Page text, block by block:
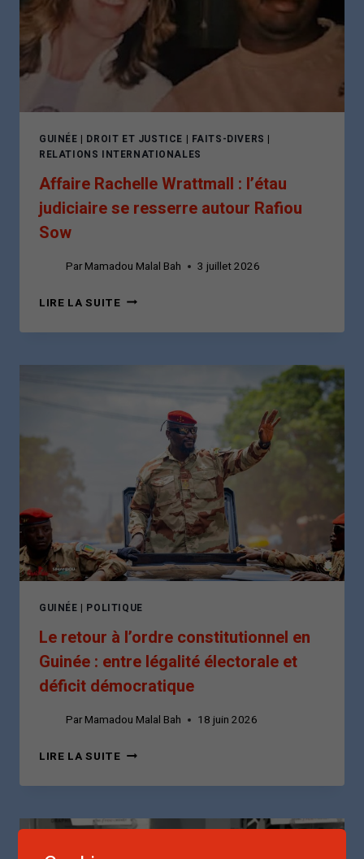
CEDEAO
RAPPELLE
LA
GUINÉE
N’EST
AU-
DU
DROIT
GUINÉE | DROIT ET JUSTICE | FAITS-DIVERS |
RELATIONS INTERNATIONALES
Affaire Rachelle Wrattmall : l’étau
judiciaire se resserre autour Rafiou
Sow
Par Mamadou Malal Bah 3 juillet 2026
LIRE LA SUITEAFFAIRE
WRATTMALL
RESSERRE
AUTOUR
SOW
GUINÉE POLITIQUE
Le retour à l’ordre constitutionnel en
Guinée : entre légalité électorale et
déficit démocratique
Par Mamadou Malal Bah 18 juin 2026
LIRE LA SUITELE
À
CONSTITUTIONNEL